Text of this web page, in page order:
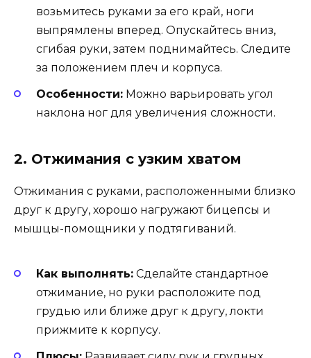
возьмитесь руками за его край, ноги
выпрямлены вперед. Опускайтесь вниз,
сгибая руки, затем поднимайтесь. Следите
за положением плеч и корпуса.
Особенности: Можно варьировать угол
наклона ног для увеличения сложности.
2. Отжимания с узким хватом
Отжимания с руками, расположенными близко
друг к другу, хорошо нагружают бицепсы и
мышцы-помощники у подтягиваний.
Как выполнять: Сделайте стандартное
отжимание, но руки расположите под
грудью или ближе друг к другу, локти
прижмите к корпусу.